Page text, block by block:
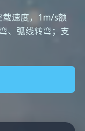
速度，1m/s额
、弧线转弯；支